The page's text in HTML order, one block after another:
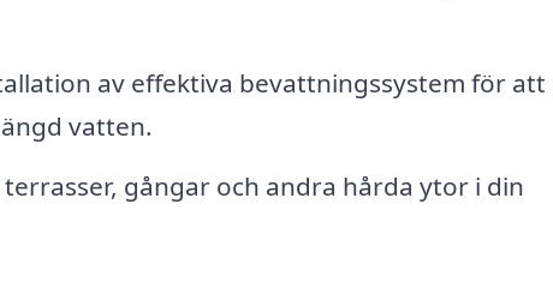
av effektiva bevattningssystem för att
vatten.
gångar och andra hårda ytor i din